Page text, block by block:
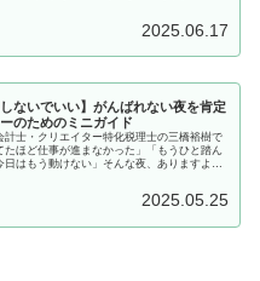
2025.06.17
しないでいい】がんばれない夜を肯定
のためのミニガイド
計士・クリエイター特化税理士の三橋裕樹で
たほど仕事が進まなかった」「もうひと踏ん
日はもう動けない」そんな夜、ありますよ
2025.05.25